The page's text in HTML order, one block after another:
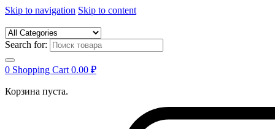
Skip to navigation Skip to content
Search for:
0 Shopping Cart 0.00 ₽
Корзина пуста.